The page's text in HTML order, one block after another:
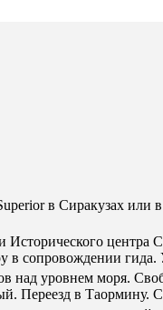
в Сиракузах или
центра
в сопровождении гида.
над уровнем моря.
Переезд в Таормину.